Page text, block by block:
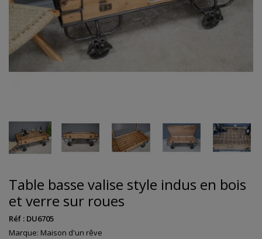
Table basse valise style indus en bois
et verre sur roues
Réf : DU6705
Marque: Maison d'un rêve